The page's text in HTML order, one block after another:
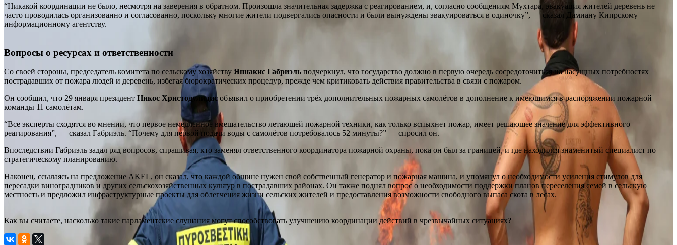
“Никакой координации не было, несмотря на заверения в обратном. Произошла значительная задержка с реагированием, и, согласно сообщениям Мухтара, эвакуация жителей деревень не
часто проводилась организованно и согласованно, поскольку многие жители подвергались опасности и были вынуждены эвакуироваться в одиночку”, — сказал Дамиану Кипрскому
информационному агентству.
Вопросы о ресурсах и ответственности
Со своей стороны, председатель комитета по сельскому хозяйству Яннакис Габриэль подчеркнул, что государство должно в первую очередь сосредоточиться на насущных потребностях
пострадавших от пожара людей и деревень, избегая бюрократических процедур, прежде чем критиковать действия правительства в связи с пожаром.
Он сообщил, что 29 января президент Никос Христодулидис объявил о приобретении трёх дополнительных пожарных самолётов в дополнение к имеющимся в распоряжении пожарной
команды 11 самолётам.
“Все эксперты сходятся во мнении, что первое немедленное вмешательство летающей пожарной техники, как только вспыхнет пожар, имеет решающее значение для эффективного
реагирования”, — сказал Габриэль. “Почему для первой подачи воды с самолётов потребовалось 52 минуты?” — спросил он.
Впоследствии Габриэль задал ряд вопросов, спрашивая, кто заменял ответственного координатора пожарной охраны, пока он был за границей, и где находился знаменитый специалист по
стратегическому планированию.
Наконец, ссылаясь на предложение AKEL, он сказал, что каждой общине нужен свой собственный генератор и пожарная машина, и упомянул о необходимости усиления стимулов для
пересадки виноградников и других сельскохозяйственных культур в пострадавших районах. Он также поднял вопрос о необходимости поддержки планов переселения семей в сельскую
местность и предложил инфраструктурные проекты для облегчения жизни сельских жителей и предоставления возможности свободного выпаса скота в лесах.
Как вы считаете, насколько такие парламентские слушания могут способствовать улучшению координации действий в чрезвычайных ситуациях?